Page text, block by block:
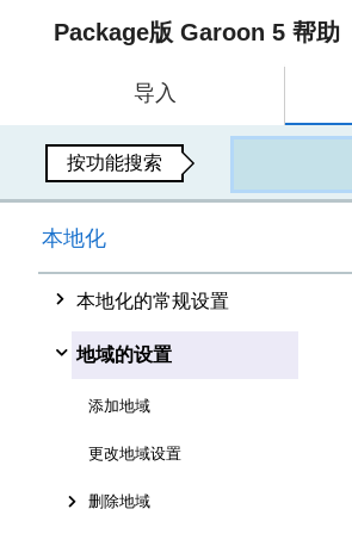
Package版 Garoon 5 帮助
导入
按功能搜索
本地化
本地化的常规设置
地域的设置
添加地域
更改地域设置
删除地域